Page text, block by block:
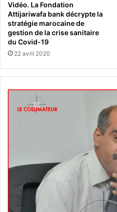
Vidéo. La Fondation
Attijariwafa bank décrypte la
stratégie marocaine de
gestion de la crise sanitaire
du Covid-19
22 avril 2020